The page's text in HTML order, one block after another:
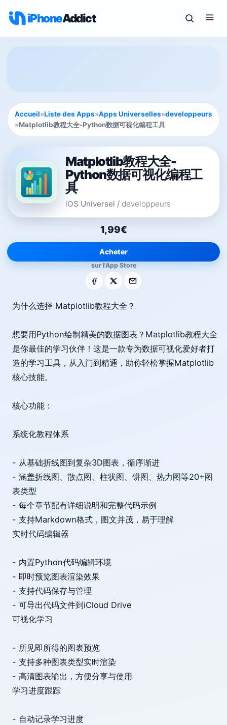
iPhoneAddict
Accueil»Liste des Apps»Apps Universelles»developpeurs
»Matplotlib教程大全-Python数据可视化编程工具
Matplotlib教程大全-
Python数据可视化编程工
具
iOS Universel / developpeurs
1,99€
Acheter
sur l'App Store
Facebook E-mail
为什么选择 Matplotlib教程大全？
想要用Python绘制精美的数据图表？Matplotlib教程大全
是你最佳的学习伙伴！这是一款专为数据可视化爱好者打
造的学习工具，从入门到精通，助你轻松掌握Matplotlib
核心技能。
核心功能：
系统化教程体系
- 从基础折线图到复杂3D图表，循序渐进
- 涵盖折线图、散点图、柱状图、饼图、热力图等20+图
表类型
- 每个章节配有详细说明和完整代码示例
- 支持Markdown格式，图文并茂，易于理解
实时代码编辑器
- 内置Python代码编辑环境
- 即时预览图表渲染效果
- 支持代码保存与管理
- 可导出代码文件到iCloud Drive
可视化学习
- 所见即所得的图表预览
- 支持多种图表类型实时渲染
- 高清图表输出，方便分享与使用
学习进度跟踪
- 自动记录学习进度